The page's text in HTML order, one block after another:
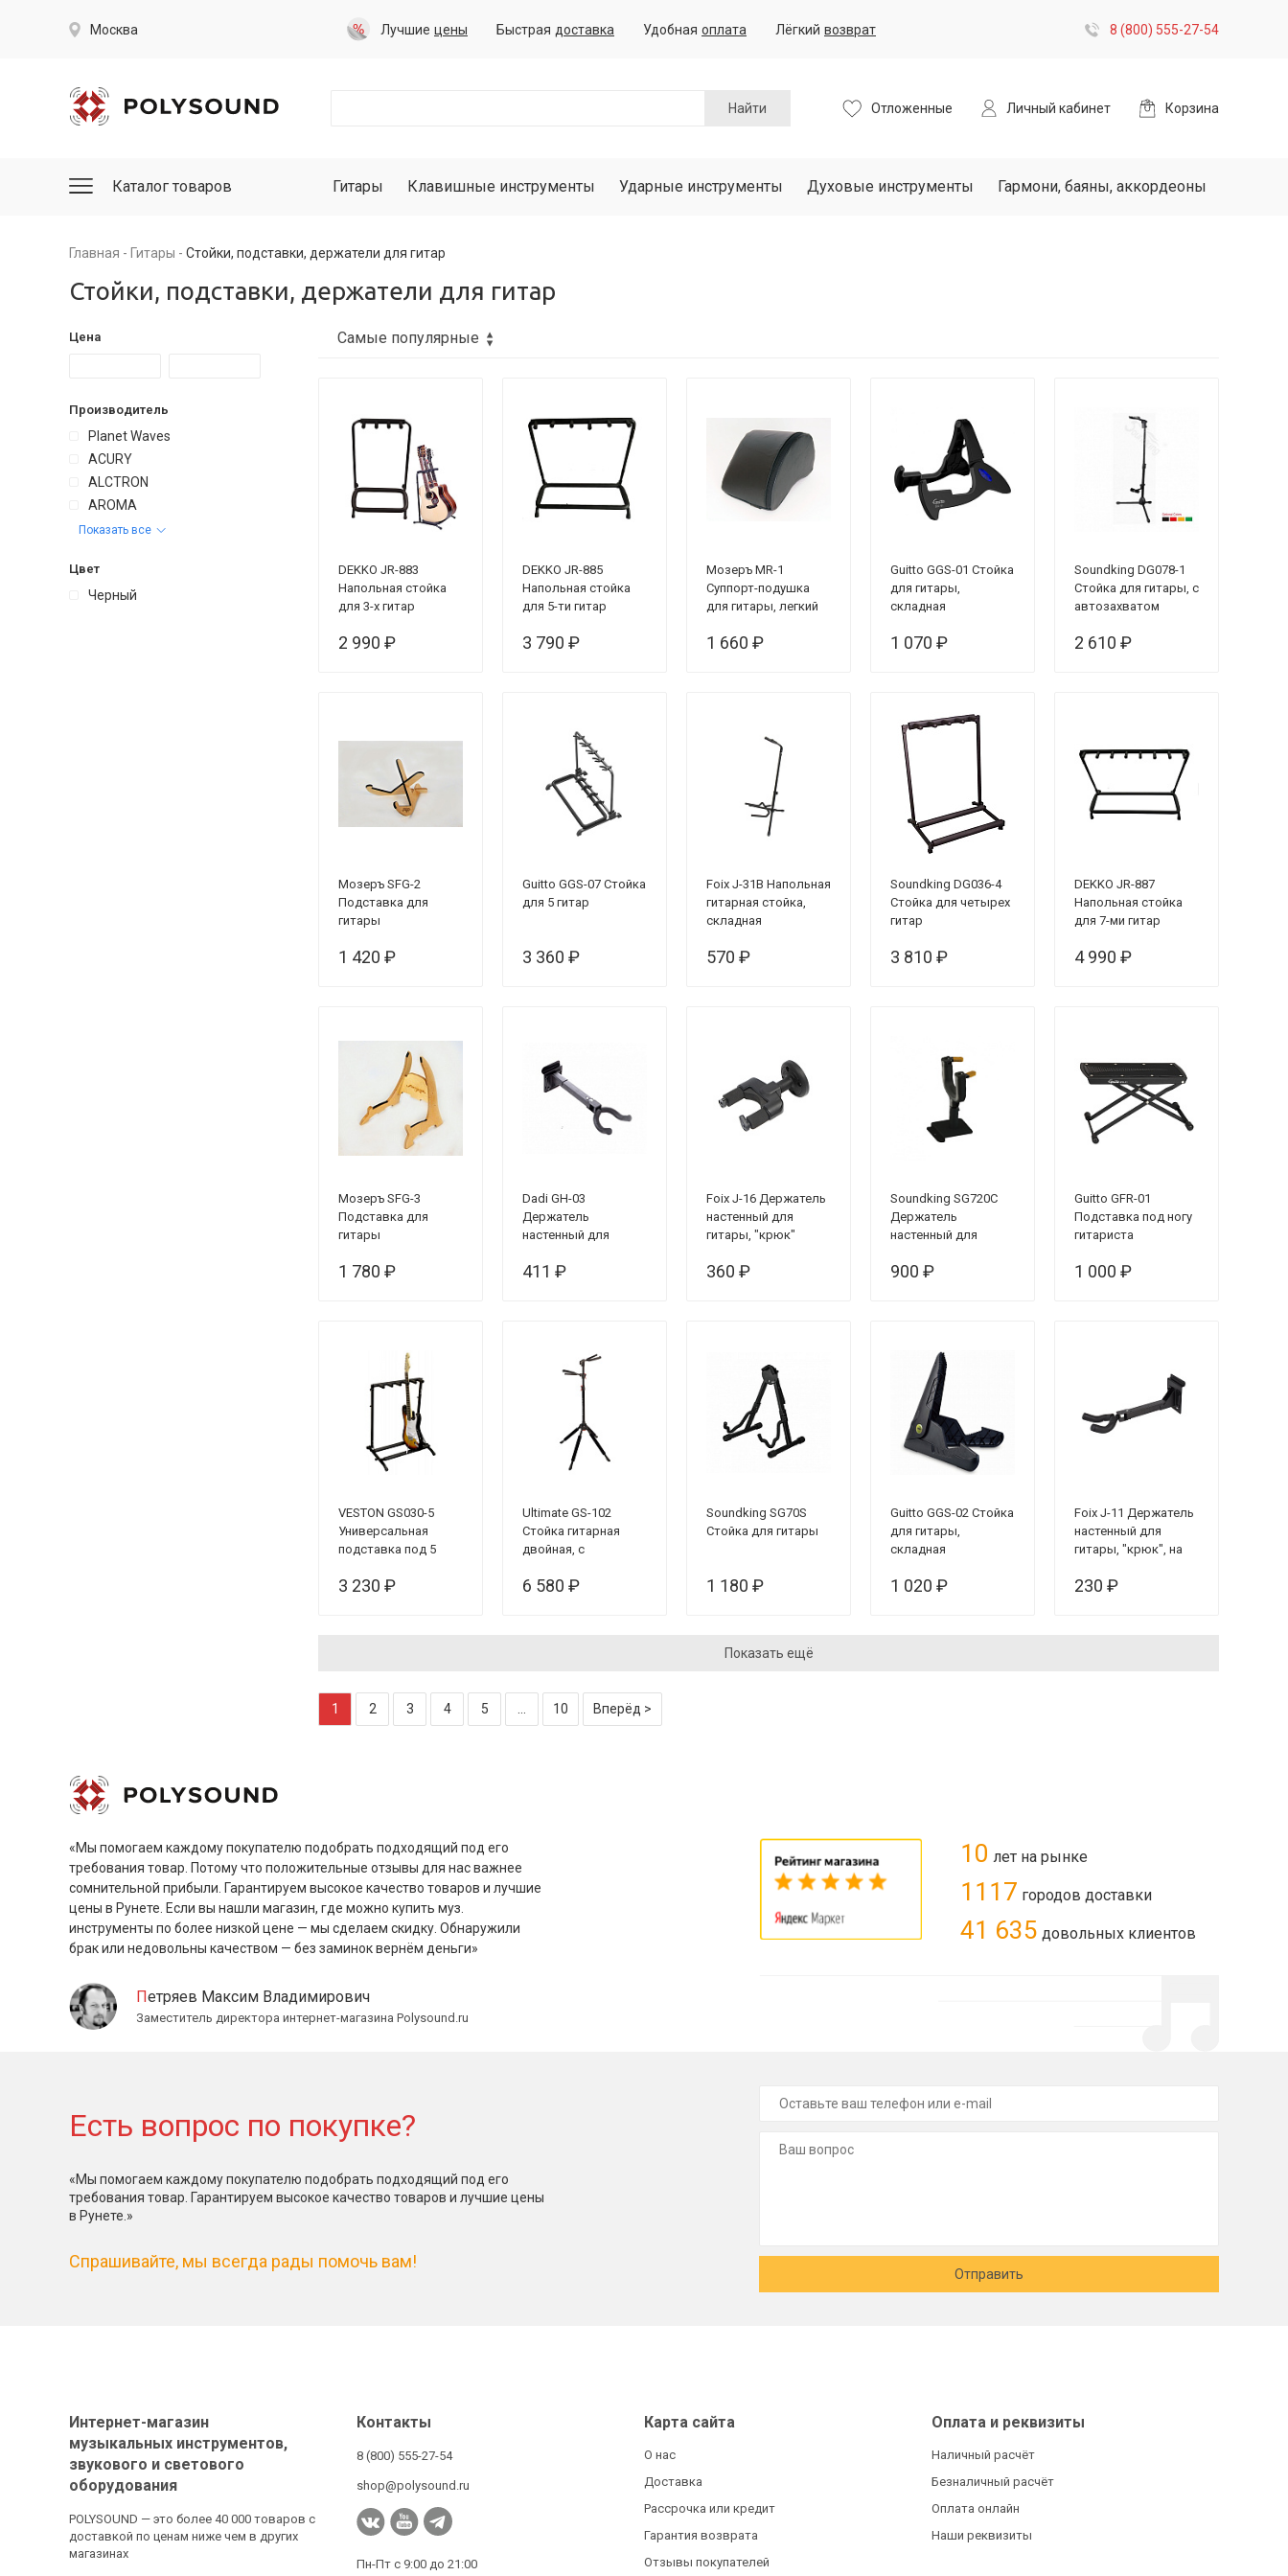
Москва Лучшие цены Быстрая доставка Удобная оплата Лёгкий возврат 8 (800) 555-27-54
Найти Отложенные Личный кабинет Корзина
Каталог товаров Гитары Клавишные инструменты Ударные инструменты Духовые инструменты Гармони, баяны, аккордеоны
Главная Гитары Стойки, подставки, держатели для гитар
Стойки, подставки, держатели для гитар
Цена
Производитель
Planet Waves
ACURY
ALCTRON
AROMA
Показать все
Цвет
Черный
DEKKO JR-883
Напольная стойка
для 3-х гитар
2 990 ₽
DEKKO JR-885
Напольная стойка
для 5-ти гитар
3 790 ₽
Мозеръ MR-1
Суппорт-подушка
для гитары, легкий
1 660 ₽
Guitto GGS-01 Стойка
для гитары,
складная
1 070 ₽
Soundking DG078-1
Стойка для гитары, с
автозахватом
2 610 ₽
Мозеръ SFG-2
Подставка для
гитары
1 420 ₽
Guitto GGS-07 Стойка
для 5 гитар
3 360 ₽
Foix J-31B Напольная
гитарная стойка,
складная
570 ₽
Soundking DG036-4
Стойка для четырех
гитар
3 810 ₽
DEKKO JR-887
Напольная стойка
для 7-ми гитар
4 990 ₽
Мозеръ SFG-3
Подставка для
гитары
1 780 ₽
Dadi GH-03
Держатель
настенный для
эконом-панель
411 ₽
Foix J-16 Держатель
настенный для
гитары, "крюк"
360 ₽
Soundking SG720С
Держатель
настенный для
900 ₽
Guitto GFR-01
Подставка под ногу
гитариста
1 000 ₽
VESTON GS030-5
Универсальная
подставка под 5
3 230 ₽
Ultimate GS-102
Стойка гитарная
двойная, c
высотой захвата
6 580 ₽
Soundking SG70S
Стойка для гитары
1 180 ₽
Guitto GGS-02 Стойка
для гитары,
складная
1 020 ₽
Foix J-11 Держатель
настенный для
гитары, "крюк", на
230 ₽
Показать ещё
1 2 3 4 5 10 Вперёд >
«Мы помогаем каждому покупателю подобрать подходящий под его
требования товар. Потому что положительные отзывы для нас важнее
сомнительной прибыли. Гарантируем высокое качество товаров и лучшие
цены в Рунете. Если вы нашли магазин, где можно купить муз.
инструменты по более низкой цене — мы сделаем скидку. Обнаружили
брак или недовольны качеством — без заминок вернём деньги»
Петряев Максим Владимирович
Заместитель директора интернет-магазина Polysound.ru
10 лет на рынке
1117 городов доставки
41 635 довольных клиентов
Есть вопрос по покупке?
«Мы помогаем каждому покупателю подобрать подходящий под его
требования товар. Гарантируем высокое качество товаров и лучшие цены
в Рунете.»
Спрашивайте, мы всегда рады помочь вам!
Отправить
Интернет-магазин
музыкальных инструментов,
звукового и светового
оборудования
POLYSOUND — это более 40 000 товаров с
доставкой по ценам ниже чем в других
магазинах
Контакты
8 (800) 555-27-54
shop@polysound.ru
Пн-Пт с 9:00 до 21:00
Карта сайта
О нас
Доставка
Рассрочка или кредит
Гарантия возврата
Отзывы покупателей
Оплата и реквизиты
Наличный расчёт
Безналичный расчёт
Оплата онлайн
Наши реквизиты